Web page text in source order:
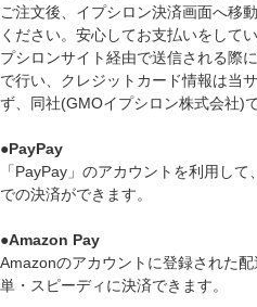
ご注文後、イプシロン決済画面へ移
ください。安心してお支払いをして
プシロンサイト経由で送信される際
で行い、クレジットカード情報は当
ず、同社(GMOイプシロン株式会社)
●PayPay
「PayPay」のアカウントを利用し
での決済ができます。
●Amazon Pay
Amazonのアカウントに登録された
単・スピーディに決済できます。